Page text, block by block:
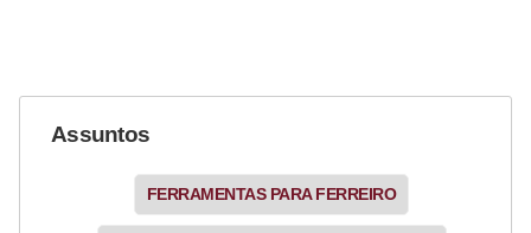
Assuntos
FERRAMENTAS PARA FERREIRO